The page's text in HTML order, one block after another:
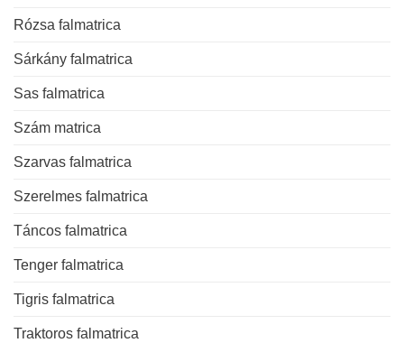
Rózsa falmatrica
Sárkány falmatrica
Sas falmatrica
Szám matrica
Szarvas falmatrica
Szerelmes falmatrica
Táncos falmatrica
Tenger falmatrica
Tigris falmatrica
Traktoros falmatrica